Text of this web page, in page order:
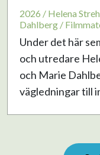
2026 / Helena
Dahlberg /
Under det här
och utredare
och Marie
vägledningar till